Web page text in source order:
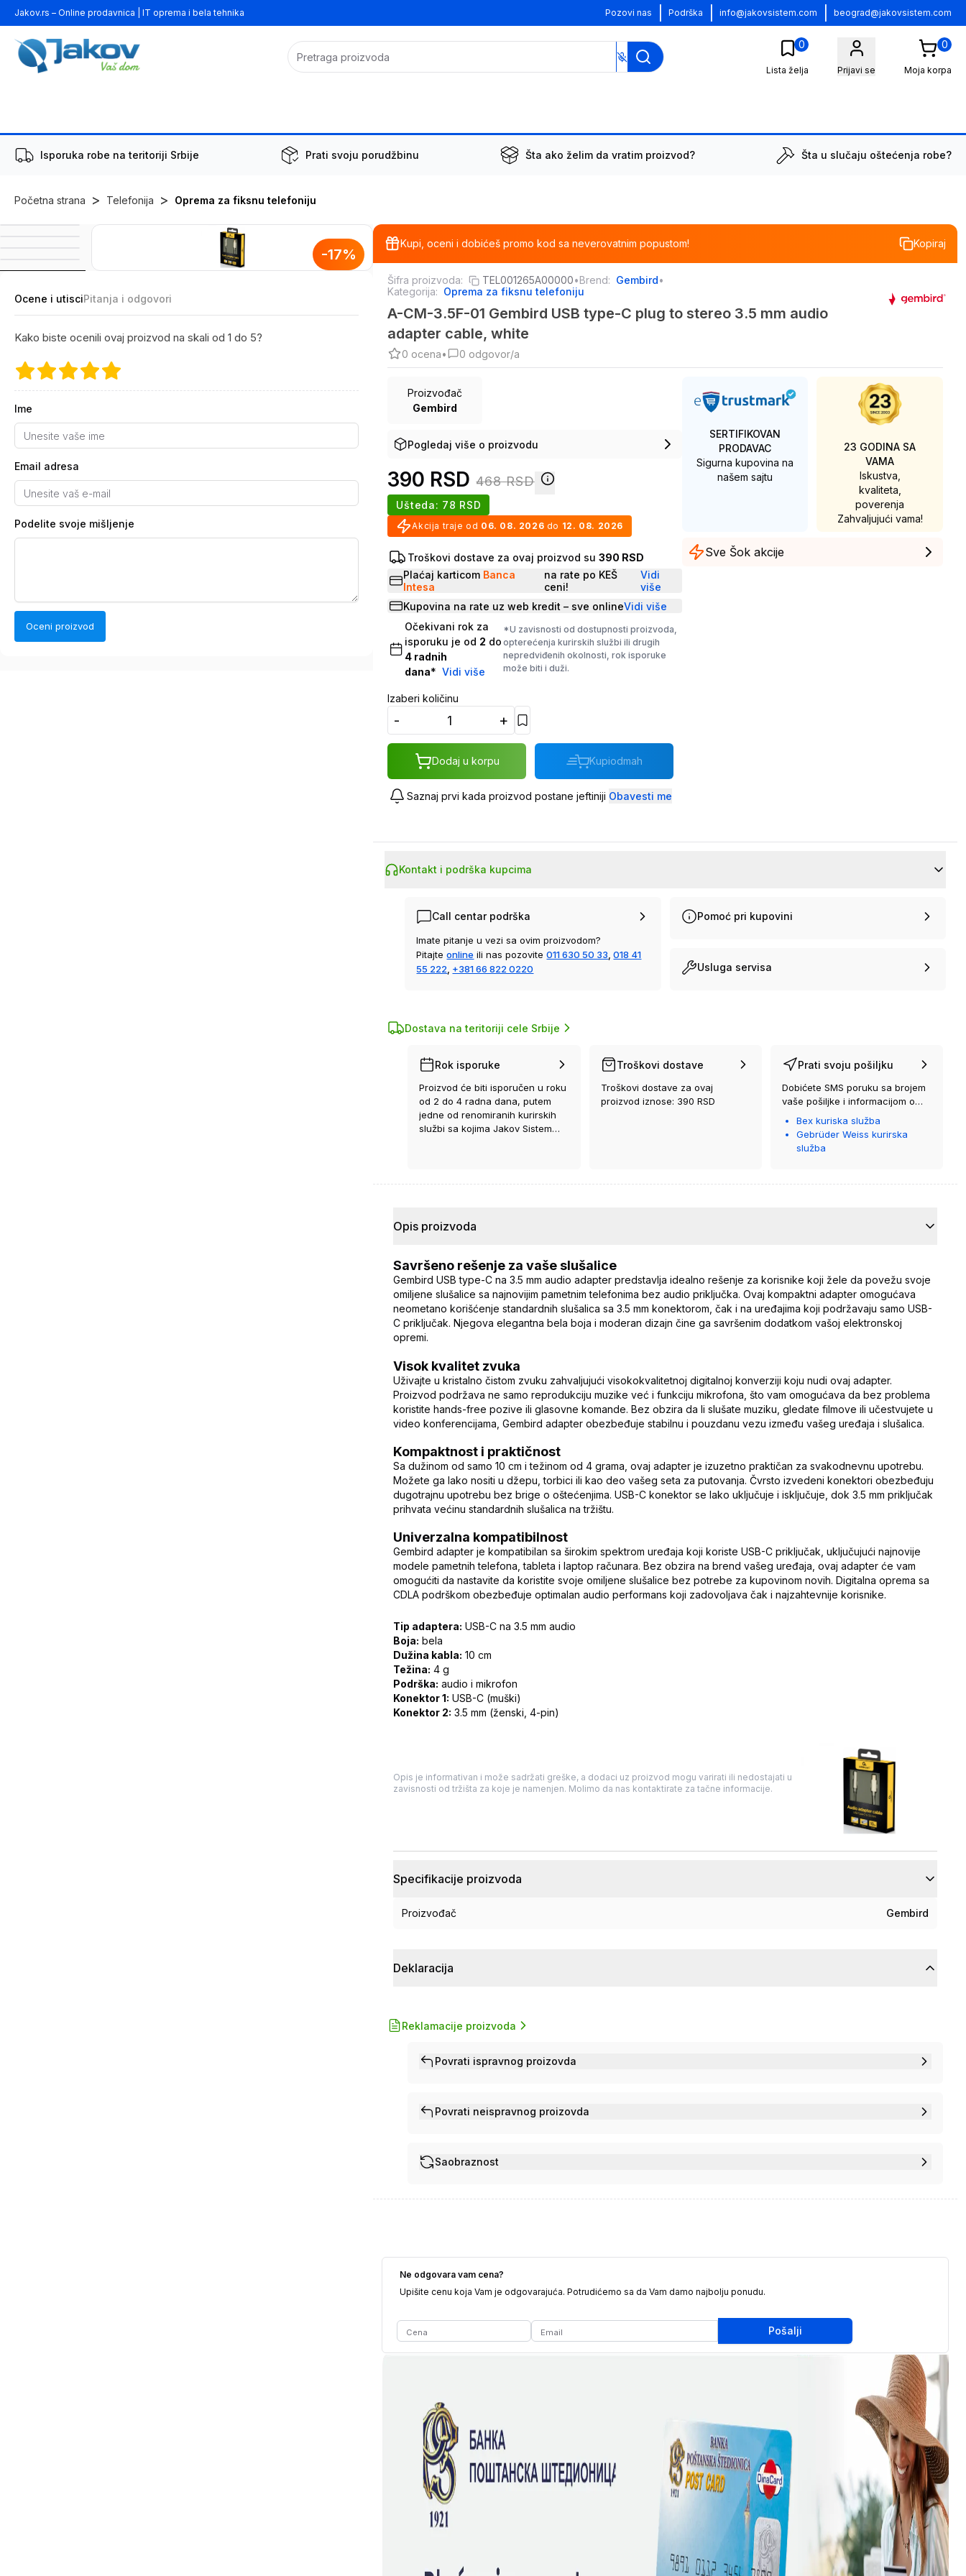
Jakov.rs – Online prodavnica | IT oprema i bela tehnika Pozovi nas Podrška info@jakovsistem.com beograd@jakovsistem.com
0
Lista želja Prijavi se
0
Moja korpa
Isporuka robe na teritoriji Srbije Prati svoju porudžbinu Šta ako želim da vratim proizvod? Šta u slučaju oštećenja robe?
Početna strana > Telefonija > Oprema za fiksnu telefoniju
-17%
Ocene i utisciPitanja i odgovori
Kako biste ocenili ovaj proizvod na skali od 1 do 5?
Ime
Email adresa
Podelite svoje mišljenje
Oceni proizvod
Kupi, oceni i dobićeš promo kod sa neverovatnim popustom! Kopiraj
Šifra proizvoda: TEL001265A00000•Brend: Gembird•
Kategorija: Oprema za fiksnu telefoniju
A-CM-3.5F-01 Gembird USB type-C plug to stereo 3.5 mm audio
adapter cable, white
0 ocena• 0 odgovor/a
Proizvođač
Gembird
Pogledaj više o proizvodu
390 RSD 468 RSD
Ušteda: 78 RSD
Akcija traje od 06. 08. 2026 do 12. 08. 2026
Troškovi dostave za ovaj proizvod su 390 RSD
Plaćaj karticom Banca
Intesa
na rate po KEŠ
ceni!
Vidi
više
Kupovina na rate uz web kredit – sve onlineVidi više
Očekivani rok za
isporuku je od 2 do
4 radnih
dana* Vidi više
*U zavisnosti od dostupnosti proizvoda,
opterećenja kurirskih službi ili drugih
nepredviđenih okolnosti, rok isporuke
može biti i duži.
Izaberi količinu
- +
Dodaj u korpu Kupiodmah
Saznaj prvi kada proizvod postane jeftiniji Obavesti me
SERTIFIKOVAN
PRODAVAC
Sigurna kupovina na
našem sajtu
23 GODINA SA
VAMA
Iskustva,
kvaliteta,
poverenja
Zahvaljujući vama!
Sve Šok akcije
Kontakt i podrška kupcima
Call centar podrška
Imate pitanje u vezi sa ovim proizvodom?
Pitajte online ili nas pozovite 011 630 50 33 018 41
55 222 +381 66 822 0220
Pomoć pri kupovini
Usluga servisa
Dostava na teritoriji cele Srbije
Rok isporuke
Proizvod će biti isporučen u roku
od 2 do 4 radna dana, putem
jedne od renomiranih kurirskih
službi sa kojima Jakov Sistem
Troškovi dostave
Troškovi dostave za ovaj
proizvod iznose: 390 RSD
Prati svoju pošiljku
Dobićete SMS poruku sa brojem
vaše pošiljke i informacijom o
kurirskoj službi koja će vam je
Bex kuriska služba
Gebrüder Weiss kurirska
služba
Opis proizvoda
Savršeno rešenje za vaše slušalice
Gembird USB type-C na 3.5 mm audio adapter predstavlja idealno rešenje za korisnike koji žele da povežu svoje
omiljene slušalice sa najnovijim pametnim telefonima bez audio priključka. Ovaj kompaktni adapter omogućava
neometano korišćenje standardnih slušalica sa 3.5 mm konektorom, čak i na uređajima koji podržavaju samo USB-
C priključak. Njegova elegantna bela boja i moderan dizajn čine ga savršenim dodatkom vašoj elektronskoj
opremi.
Visok kvalitet zvuka
Uživajte u kristalno čistom zvuku zahvaljujući visokokvalitetnoj digitalnoj konverziji koju nudi ovaj adapter.
Proizvod podržava ne samo reprodukciju muzike već i funkciju mikrofona, što vam omogućava da bez problema
koristite hands-free pozive ili glasovne komande. Bez obzira da li slušate muziku, gledate filmove ili učestvujete u
video konferencijama, Gembird adapter obezbeđuje stabilnu i pouzdanu vezu između vašeg uređaja i slušalica.
Kompaktnost i praktičnost
Sa dužinom od samo 10 cm i težinom od 4 grama, ovaj adapter je izuzetno praktičan za svakodnevnu upotrebu.
Možete ga lako nositi u džepu, torbici ili kao deo vašeg seta za putovanja. Čvrsto izvedeni konektori obezbeđuju
dugotrajnu upotrebu bez brige o oštećenjima. USB-C konektor se lako uključuje i isključuje, dok 3.5 mm priključak
prihvata većinu standardnih slušalica na tržištu.
Univerzalna kompatibilnost
Gembird adapter je kompatibilan sa širokim spektrom uređaja koji koriste USB-C priključak, uključujući najnovije
modele pametnih telefona, tableta i laptop računara. Bez obzira na brend vašeg uređaja, ovaj adapter će vam
omogućiti da nastavite da koristite svoje omiljene slušalice bez potrebe za kupovinom novih. Digitalna oprema sa
CDLA podrškom obezbeđuje optimalan audio performans koji zadovoljava čak i najzahtevnije korisnike.
Tip adaptera: USB-C na 3.5 mm audio
Boja: bela
Dužina kabla: 10 cm
Težina: 4 g
Podrška: audio i mikrofon
Konektor 1: USB-C (muški)
Konektor 2: 3.5 mm (ženski, 4-pin)
Opis je informativan i može sadržati greške, a dodaci uz proizvod mogu varirati ili nedostajati u
zavisnosti od tržišta za koje je namenjen. Molimo da nas kontaktirate za tačne informacije.
Specifikacije proizvoda
Proizvođač Gembird
Deklaracija
Reklamacije proizvoda
Povrati ispravnog proizovda
Povrati neispravnog proizovda
Saobraznost
Ne odgovara vam cena?
Upišite cenu koja Vam je odgovarajuća. Potrudićemo sa da Vam damo najbolju ponudu.
Pošalji